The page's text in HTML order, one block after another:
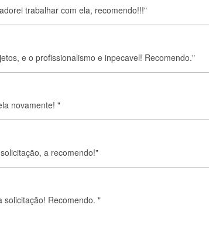
trabalhar com ela, recomendo!!!"
e o profissionalismo e inpecavel! Recomendo."
novamente! "
a recomendo!"
solicitação! Recomendo. "